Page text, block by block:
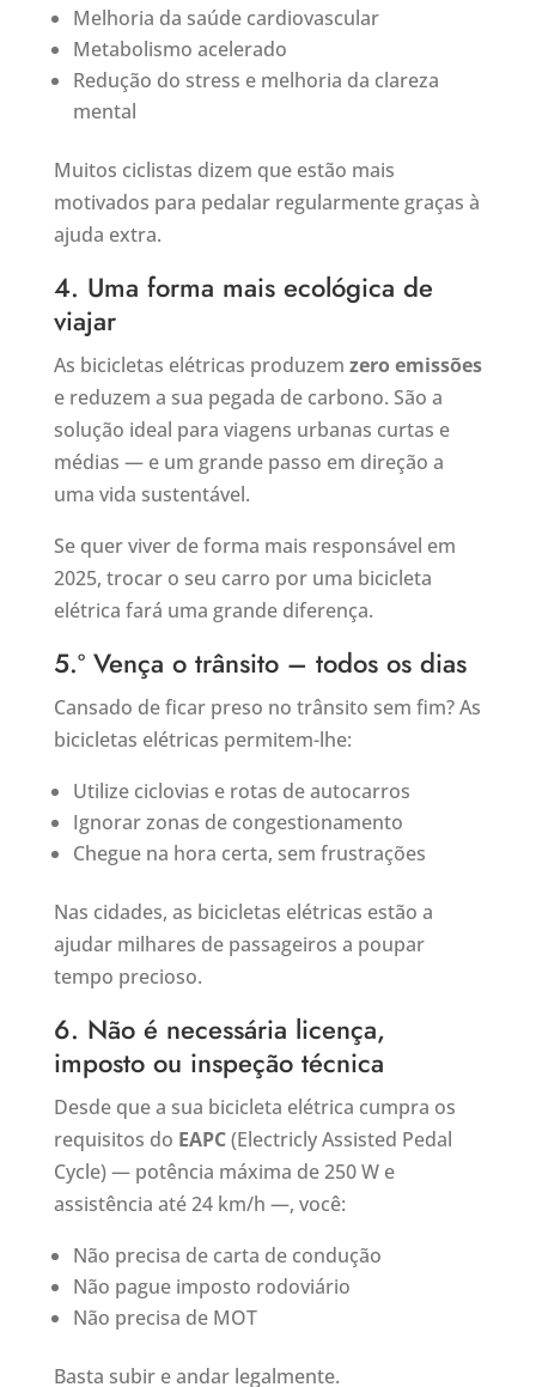
Melhoria da saúde cardiovascular
Metabolismo acelerado
Redução do stress e melhoria da clareza
mental
Muitos ciclistas dizem que estão mais
motivados para pedalar regularmente graças à
ajuda extra.
4. Uma forma mais ecológica de
viajar
As bicicletas elétricas produzem zero emissões
e reduzem a sua pegada de carbono. São a
solução ideal para viagens urbanas curtas e
médias — e um grande passo em direção a
uma vida sustentável.
Se quer viver de forma mais responsável em
2025, trocar o seu carro por uma bicicleta
elétrica fará uma grande diferença.
5.º Vença o trânsito – todos os dias
Cansado de ficar preso no trânsito sem fim? As
bicicletas elétricas permitem-lhe:
Utilize ciclovias e rotas de autocarros
Ignorar zonas de congestionamento
Chegue na hora certa, sem frustrações
Nas cidades, as bicicletas elétricas estão a
ajudar milhares de passageiros a poupar
tempo precioso.
6. Não é necessária licença,
imposto ou inspeção técnica
Desde que a sua bicicleta elétrica cumpra os
requisitos do EAPC(Electricly Assisted Pedal
Cycle) — potência máxima de 250 W e
assistência até 24 km/h —, você:
Não precisa de carta de condução
Não pague imposto rodoviário
Não precisa de MOT
Basta subir e andar legalmente.